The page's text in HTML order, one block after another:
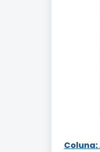
Coluna: